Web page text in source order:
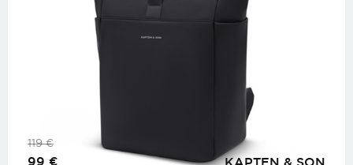
KAPTEN & SON
119€
99 €